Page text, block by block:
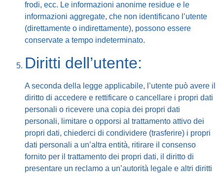
frodi, ecc. Le informazioni anonime residue e le
informazioni aggregate, che non identificano l’utente
(direttamente o indirettamente), possono essere
conservate a tempo indeterminato.
Diritti dell’utente:
A seconda della legge applicabile, l’utente può avere il
diritto di accedere e rettificare o cancellare i propri dati
personali o ricevere una copia dei propri dati
personali, limitare o opporsi al trattamento attivo dei
propri dati, chiederci di condividere (trasferire) i propri
dati personali a un’altra entità, ritirare il consenso
fornito per il trattamento dei propri dati, il diritto di
presentare un reclamo a un’autorità legale e altri diritti